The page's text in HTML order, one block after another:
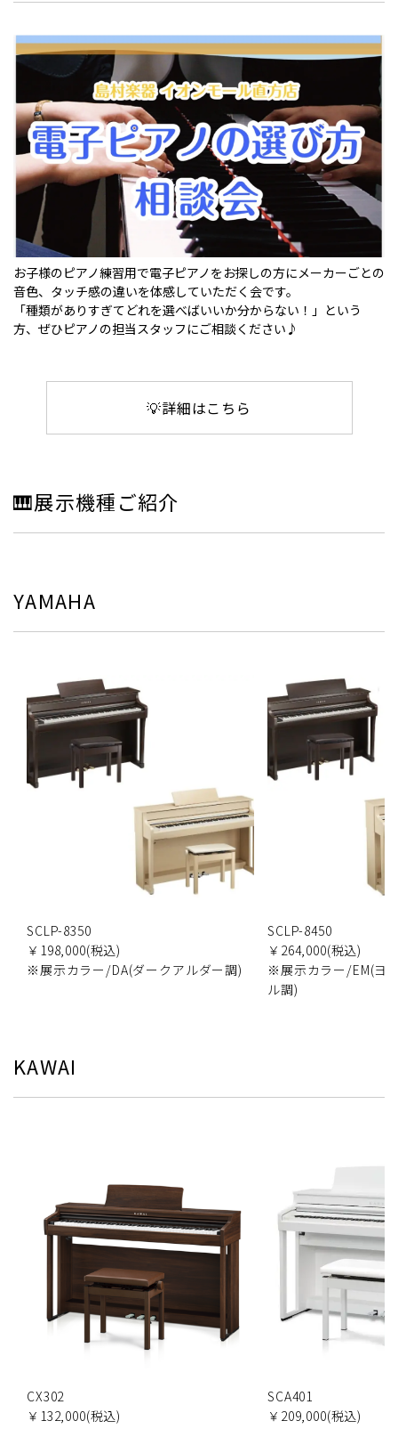
お子様のピアノ練習用で電子ピアノをお探しの方にメーカーごとの
音色、タッチ感の違いを体感していただく会です。
「種類がありすぎてどれを選べばいいか分からない！」という
方、ぜひピアノの担当スタッフにご相談ください♪
💡詳細はこちら
🎹展示機種ご紹介
YAMAHA
SCLP-8350
￥198,000(税込)
※展示カラー/DA(ダークアルダー調)
SCLP-8450
￥264,000(税込)
※展示カラー/EM(ヨ
ル調)
KAWAI
CX302
￥132,000(税込)
SCA401
￥209,000(税込)